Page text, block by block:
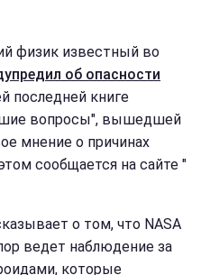
физик известный во
об опасности
последней книге
вопросы", вышедшей
мнение о причинах
сообщается на сайте "
о том, что NASA
ведет наблюдение за
которые